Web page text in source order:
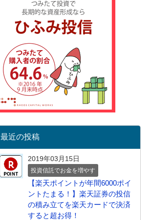
最近の投稿
2019年03月15日
投資信託でお金を増やす
【楽天ポイントが年間6000ポイ
ントたまる！】楽天証券の投信
の積み立てを楽天カードで決済
すると超お得！